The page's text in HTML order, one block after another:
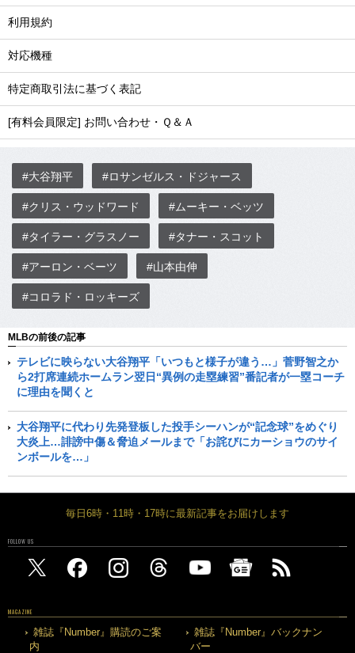
利用規約
対応機種
特定商取引法に基づく表記
[有料会員限定] お問い合わせ・Ｑ＆Ａ
#大谷翔平 #ロサンゼルス・ドジャース
#クリス・ウッドワード #ムーキー・ベッツ
#タイラー・グラスノー #タナー・スコット
#アーロン・ベーツ #山本由伸
#コロラド・ロッキーズ
MLBの前後の記事
テレビに映らない大谷翔平「いつもと様子が違う…」菅野智之か
ら2打席連続ホームラン翌日“異例の走塁練習”番記者が一塁コーチ
に理由を聞くと
大谷翔平に代わり先発登板した投手シーハンが“記念球”をめぐり
大炎上…誹謗中傷＆脅迫メールまで「お詫びにカーショウのサイ
ンボールを…」
毎日6時・11時・17時に最新記事をお届けします
FOLLOW US
MAGAZINE
雑誌『Number』購読のご案
内
雑誌『Number』バックナン
バー